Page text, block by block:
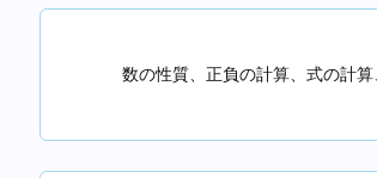
数の性質、正負の計算、式の計